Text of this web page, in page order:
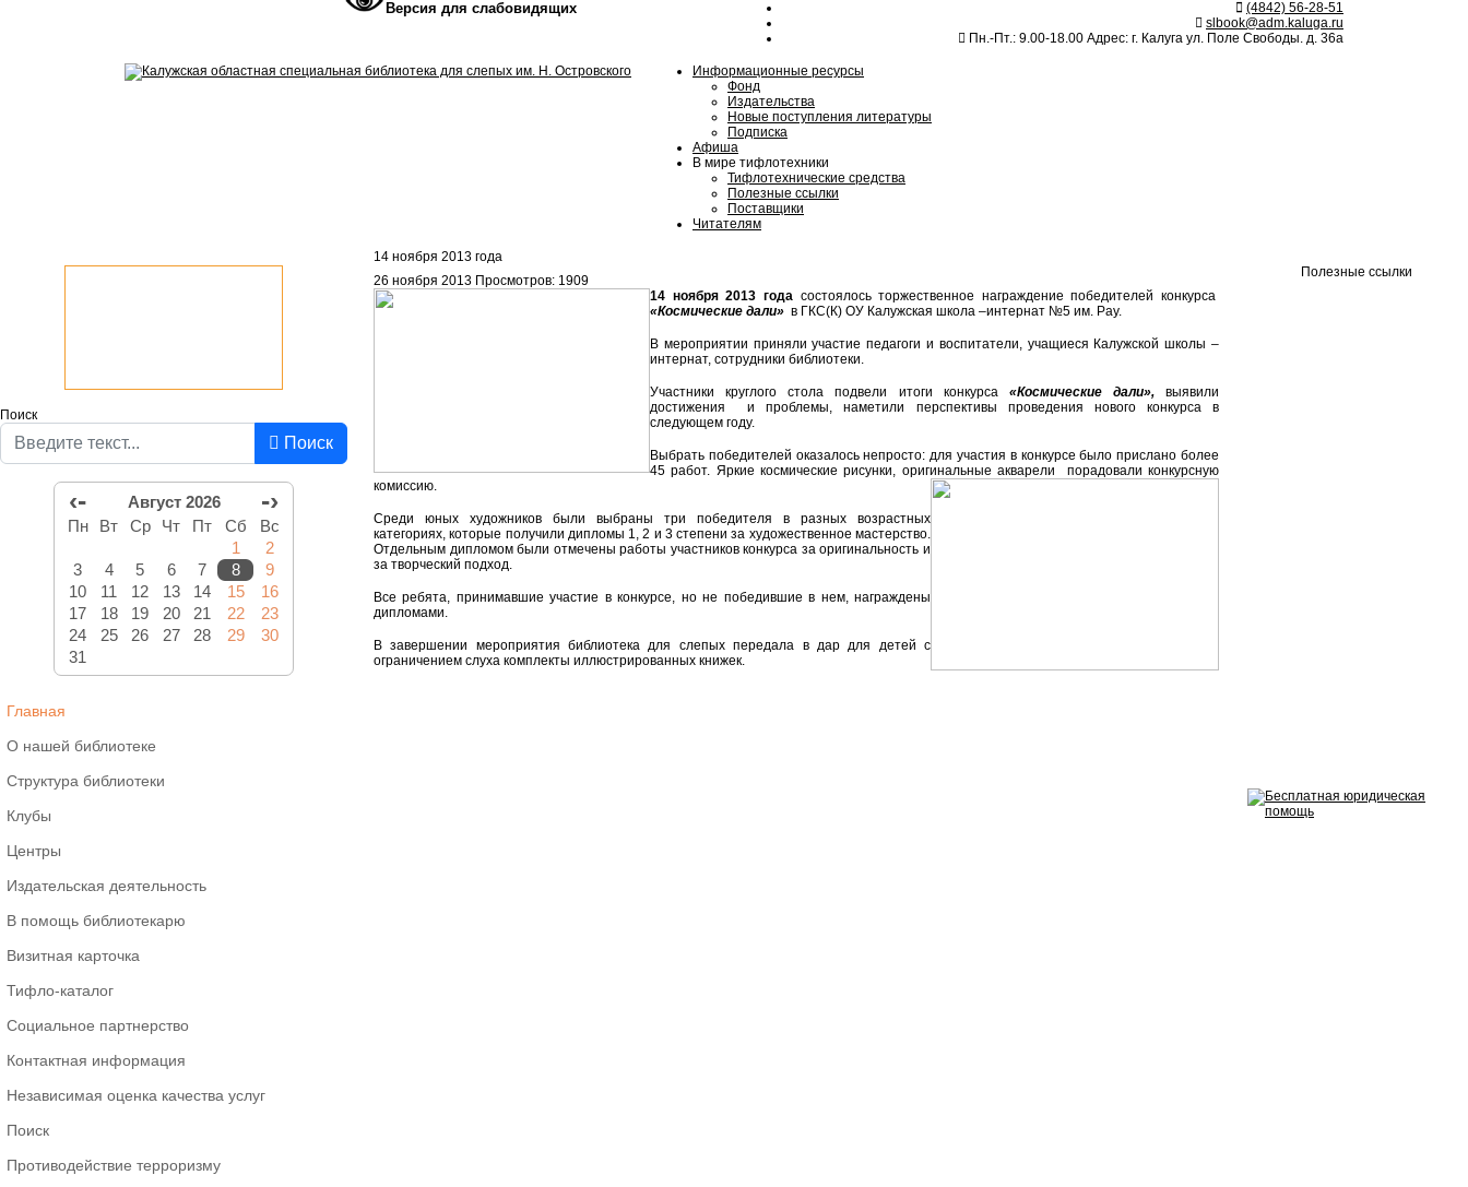
Версия для слабовидящих
(4842) 56-28-51
slbook@adm.kaluga.ru
Пн.-Пт.: 9.00-18.00 Адрес: г. Калуга ул. Поле Свободы. д. 36а
Информационные ресурсы
Фонд
Издательства
Новые поступления литературы
Подписка
Афиша
В мире тифлотехники
Тифлотехнические средства
Полезные ссылки
Поставщики
Читателям
Поиск
Поиск
‹- Август 2026 -›
Пн Вт Ср Чт Пт Сб
Вс
1
2
3
4 5 6 7 8
9
10
11 12 13 14 15
16
17
18 19 20 21 22
23
24
25 26 27 28 29
30
31
Главная
О нашей библиотеке
Структура библиотеки
Клубы
Центры
Издательская деятельность
В помощь библиотекарю
Визитная карточка
Тифло-каталог
Социальное партнерство
Контактная информация
Независимая оценка качества услуг
Поиск
Противодействие терроризму
14 ноября 2013 года
26 ноября 2013 Просмотров: 1909
14 ноября 2013 годасостоялось торжественное награждение победителей конкурса
«Космические дали» в ГКС(К) ОУ Калужская школа –интернат №5 им. Рау.
В мероприятии приняли участие педагоги и воспитатели, учащиеся Калужской школы –
интернат, сотрудники библиотеки.
Участники круглого стола подвели итоги конкурса «Космические дали»,выявили
достижения и проблемы, наметили перспективы проведения нового конкурса в
следующем году.
Выбрать победителей оказалось непросто: для участия в конкурсе было прислано более
45 работ. Яркие космические рисунки, оригинальные акварели порадовали конкурсную
комиссию.
Среди юных художников были выбраны три победителя в разных возрастных
категориях, которые получили дипломы 1, 2 и 3 степени за художественное мастерство.
Отдельным дипломом были отмечены работы участников конкурса за оригинальность и
за творческий подход.
Все ребята, принимавшие участие в конкурсе, но не победившие в нем, награждены
дипломами.
В завершении мероприятия библиотека для слепых передала в дар для детей с
ограничением слуха комплекты иллюстрированных книжек.
Полезные ссылки